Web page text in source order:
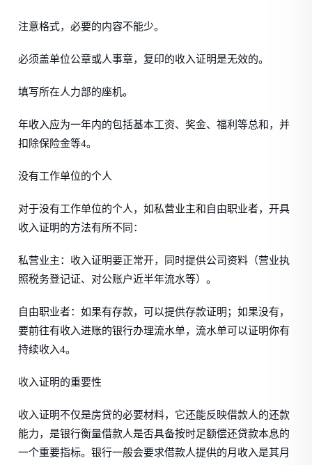
注意格式，必要的内容不能少。
必须盖单位公章或人事章，复印的收入证明是无效的。
填写所在人力部的座机。
年收入应为一年内的包括基本工资、奖金、福利等总和，并
扣除保险金等4。
没有工作单位的个人
对于没有工作单位的个人，如私营业主和自由职业者，开具
收入证明的方法有所不同：
私营业主：收入证明要正常开，同时提供公司资料（营业执
照税务登记证、对公账户近半年流水等）。
自由职业者：如果有存款，可以提供存款证明；如果没有，
要前往有收入进账的银行办理流水单，流水单可以证明你有
持续收入4。
收入证明的重要性
收入证明不仅是房贷的必要材料，它还能反映借款人的还款
能力，是银行衡量借款人是否具备按时足额偿还贷款本息的
一个重要指标。银行一般会要求借款人提供的月收入是其月